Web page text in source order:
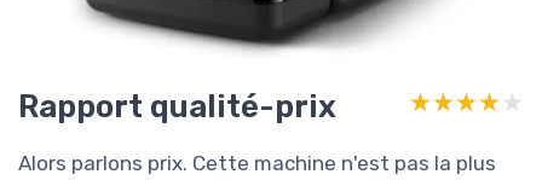
Rapport qualité-prix ★★★★★
★★★★★
Alors parlons prix. Cette machine n'est pas la plus